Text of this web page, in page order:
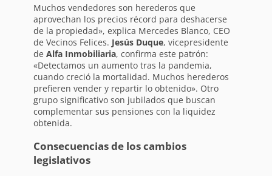
Muchos vendedores son herederos que
aprovechan los precios récord para deshacerse
de la propiedad», explica Mercedes Blanco, CEO
de Vecinos Felices. Jesús Duque, vicepresidente
de Alfa Inmobiliaria, confirma este patrón:
«Detectamos un aumento tras la pandemia,
cuando creció la mortalidad. Muchos herederos
prefieren vender y repartir lo obtenido». Otro
grupo significativo son jubilados que buscan
complementar sus pensiones con la liquidez
obtenida.
Consecuencias de los cambios
legislativos